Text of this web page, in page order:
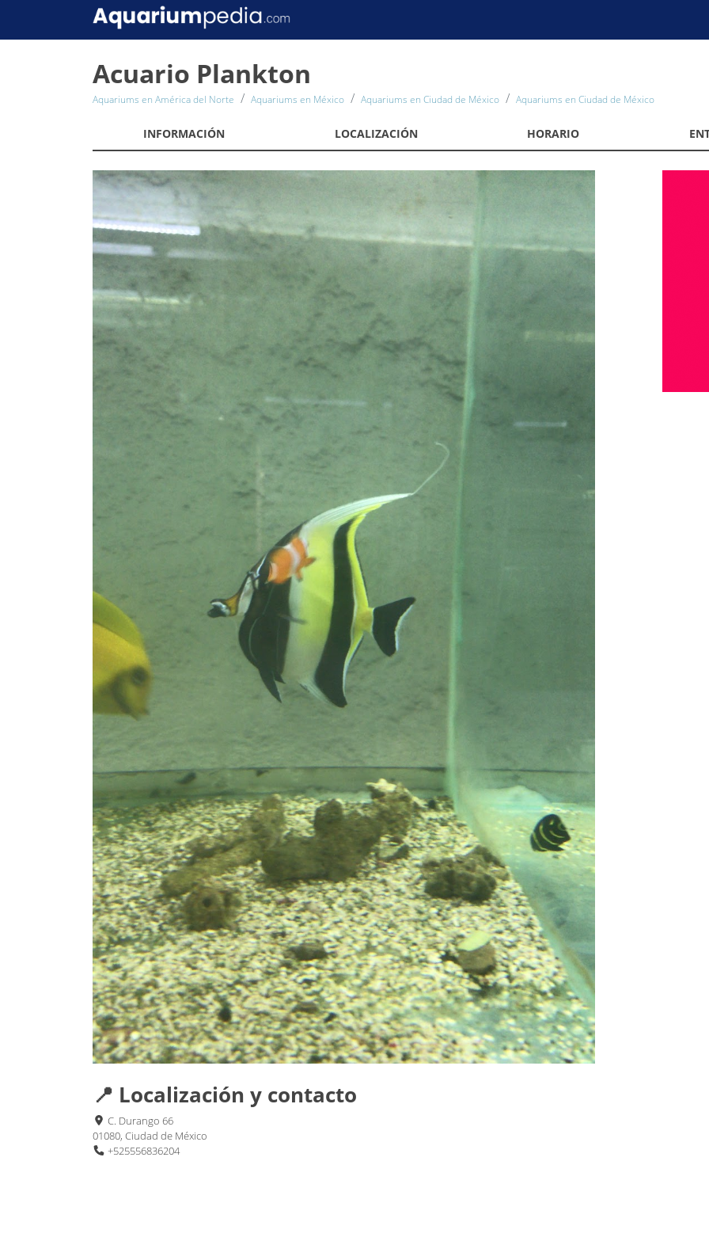
Acuario Plankton
Aquariums en América del Norte Aquariums en México Aquariums en Ciudad de México Aquariums en Ciudad de México
INFORMACIÓN LOCALIZACIÓN HORARIO
📍 Localización y contacto
C. Durango 66
01080, Ciudad de México
+525556836204